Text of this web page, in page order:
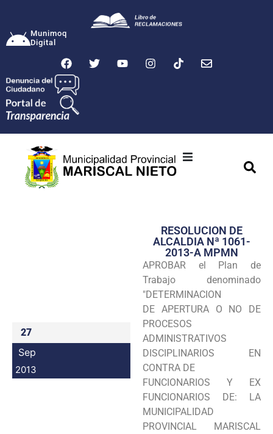
Munimoq
Digital
Transparencia
Seguridad
Programas
Intranet
27
Sep
2013
RESOLUCION DE
ALCALDIA Nª 1061-
2013-A MPMN
APROBAR el Plan de
Trabajo denominado
"DETERMINACION
DE APERTURA O NO DE
PROCESOS
ADMINISTRATIVOS
DISCIPLINARIOS EN
CONTRA DE
FUNCIONARIOS Y EX
FUNCIONARIOS DE: LA
MUNICIPALIDAD
PROVINCIAL MARISCAL